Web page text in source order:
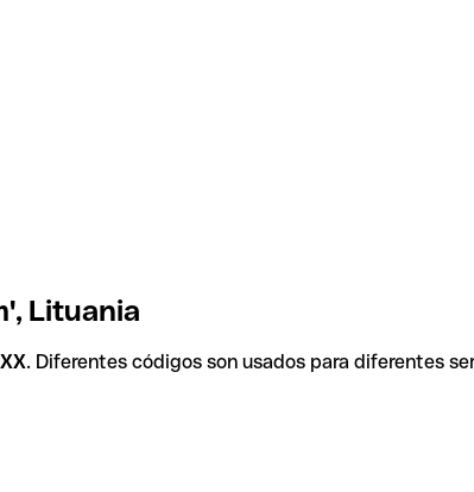
Lituania
. Diferentes códigos son usados para diferentes